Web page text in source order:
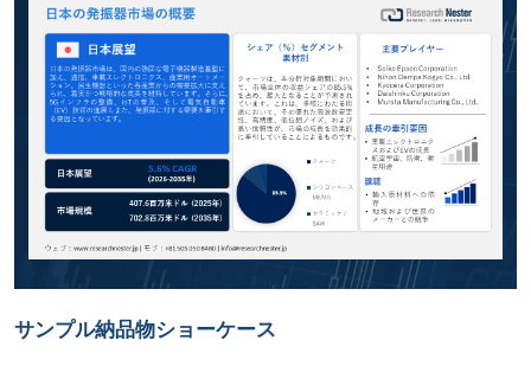
サンプル納品物ショーケース